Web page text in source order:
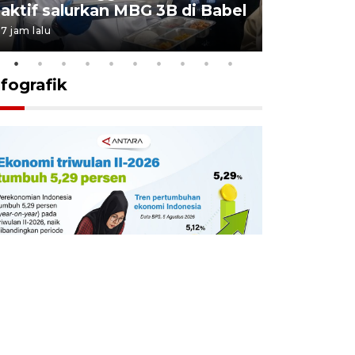
aktif salurkan MBG 3B di Babel
7 jam lalu